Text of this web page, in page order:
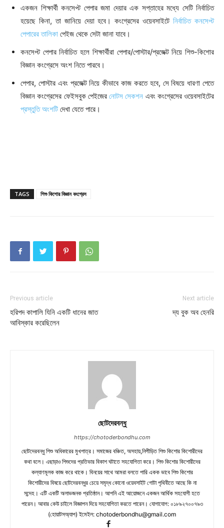
একজন শিক্ষার্থী কনসেপ্ট পেপার জমা দেয়ার এক সপ্তাহের মধ্যে সেটি নির্বাচিত
হয়েছে কিনা, তা জানিয়ে দেয়া হবে। কংগ্রেসের ওয়েবসাইটেনির্বাচিত কনসেপ্ট
পেপারের তালিকা পেইজ থেকে সেটা জানা যাবে।
কনসেপ্ট পেপার নির্বাচিত হলে শিক্ষার্থীরা পেপার/পোস্টার/প্রজেক্ট নিয়ে শিশু-কিশোর
বিজ্ঞান কংগ্রেসে অংশ নিতে পারবে।
পেপার, পোস্টার এবং প্রজেক্ট নিয়ে কীভাবে কাজ করতে হবে, সে বিষয়ে ধারণা পেতে
বিজ্ঞান কংগ্রেসের ফেইসবুক পেইজের নোটস সেকশন এবং কংগ্রেসের ওয়েবসাইটের
প্রস্তুতি অংশটি দেখা যেতে পারে।
TAGS শিশু কিশোর বিজ্ঞান কংগ্রেস
Previous article
হরিপদ কাপালি যিনি একটি ধানের জাত
আবিস্কার করেছিলেন
Next article
দ্য বুক অব হেনরি
ছোটদেরবন্ধু
https://chotoderbondhu.com
ছোটদেরবন্ধু শিশু অধিকারের মুখপাত্র। সমাজের বঞ্চিত, অসহায়,নিপীড়িত শিশু কিশোর কিশোরীদের
কথা বলে। এছাড়াও শিশুদের প্রতিভার বিকাশ ঘটাতে সহযোগিতা করে। শিশু কিশোর কিশোরীদের
কল্যাণমূলক কাজ করে থাকে। বিনয়ের সাথে আমরা বলতে পারি একক ভাবে শিশু কিশোর
কিশোরীদের বিষয়ে ছোটদেরবন্ধুর চেয়ে সমৃদ্ধ কোনো ওয়েবসাইট গোটা পৃথিবীতে আছে কি না
সন্দেহ। এটি একটি অলাভজনক প্রতিষ্ঠান। আপনি এই আয়োজনে একজন আর্থিক সহযোগী হতে
পারেন। আবার কেউ চাইলে বিজ্ঞাপন দিয়ে সহযোগিতা করতে পারেন। যোগাযোগ: ০১৮৯২৭০০৭৯৩
(হোয়াটসঅ্যাপ) ইমেইল: chotoderbondhu@gmail.com